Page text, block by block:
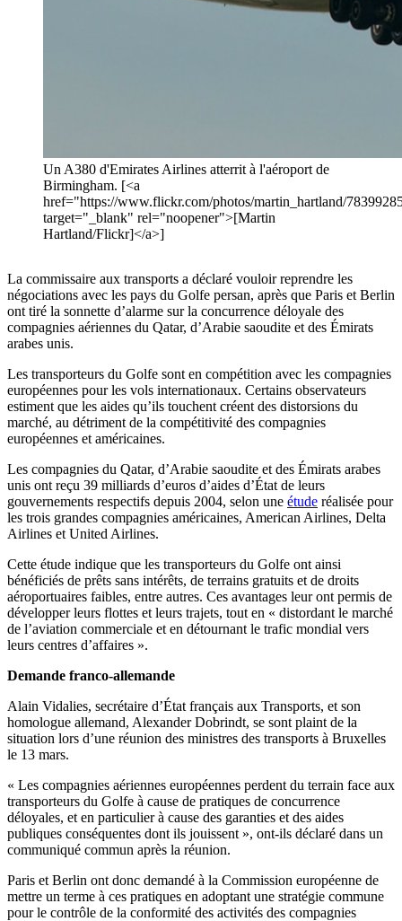
Un A380 d'Emirates Airlines atterrit à l'aéroport de
Birmingham. [<a
href="https://www.flickr.com/photos/martin_hartland/
target="_blank" rel="noopener">[Martin
Hartland/Flickr]</a>]
La commissaire aux transports a déclaré vouloir reprendre les
négociations avec les pays du Golfe persan, après que Paris et Berlin
ont tiré la sonnette d’alarme sur la concurrence déloyale des
compagnies aériennes du Qatar, d’Arabie saoudite et des Émirats
arabes unis.
Les transporteurs du Golfe sont en compétition avec les compagnies
européennes pour les vols internationaux. Certains observateurs
estiment que les aides qu’ils touchent créent des distorsions du
marché, au détriment de la compétitivité des compagnies
européennes et américaines.
Les compagnies du Qatar, d’Arabie saoudite et des Émirats arabes
unis ont reçu 39 milliards d’euros d’aides d’État de leurs
gouvernements respectifs depuis 2004, selon une étude réalisée pour
les trois grandes compagnies américaines, American Airlines, Delta
Airlines et United Airlines.
Cette étude indique que les transporteurs du Golfe ont ainsi
bénéficiés de prêts sans intérêts, de terrains gratuits et de droits
aéroportuaires faibles, entre autres. Ces avantages leur ont permis de
développer leurs flottes et leurs trajets, tout en « distordant le marché
de l’aviation commerciale et en détournant le trafic mondial vers
leurs centres d’affaires ».
Demande franco-allemande
Alain Vidalies, secrétaire d’État français aux Transports, et son
homologue allemand, Alexander Dobrindt, se sont plaint de la
situation lors d’une réunion des ministres des transports à Bruxelles
le 13 mars.
« Les compagnies aériennes européennes perdent du terrain face aux
transporteurs du Golfe à cause de pratiques de concurrence
déloyales, et en particulier à cause des garanties et des aides
publiques conséquentes dont ils jouissent », ont-ils déclaré dans un
communiqué commun après la réunion.
Paris et Berlin ont donc demandé à la Commission européenne de
mettre un terme à ces pratiques en adoptant une stratégie commune
pour le contrôle de la conformité des activités des compagnies